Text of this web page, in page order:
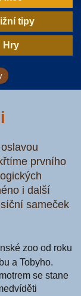
tipy
Hry
prvního
i další
sameček
zoo od roku
a Tobyho.
se stane